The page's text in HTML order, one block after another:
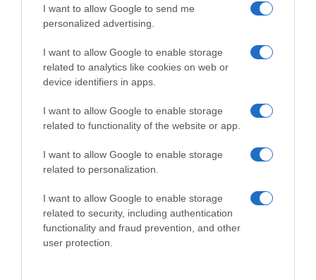
I want to allow Google to send me
personalized advertising.
I want to allow Google to enable storage
related to analytics like cookies on web or
device identifiers in apps.
I want to allow Google to enable storage
related to functionality of the website or app.
I want to allow Google to enable storage
related to personalization.
I want to allow Google to enable storage
related to security, including authentication
functionality and fraud prevention, and other
user protection.